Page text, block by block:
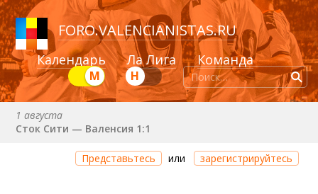
FORO.VALENCIANISTAS.RU
Календарь Ла Лига Команда
Н
М
1 августа
Сток Сити — Валенсия 1:1
Через 2 дня 4 часа 9 минут
Валенсия — Ньюкасл
Представьтесь или зарегистрируйтесь